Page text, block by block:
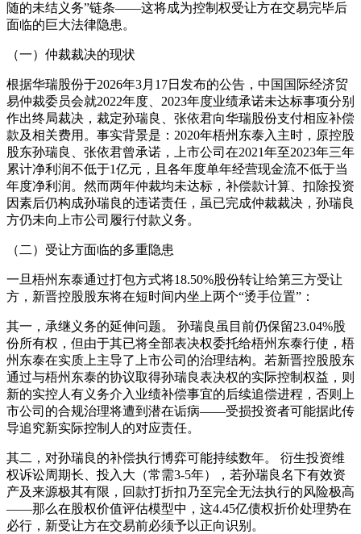
随的未结义务”链条——这将成为控制权受让方在交易完毕后
面临的巨大法律隐患。
（一）仲裁裁决的现状
根据华瑞股份于2026年3月17日发布的公告，中国国际经济贸
易仲裁委员会就2022年度、2023年度业绩承诺未达标事项分别
作出终局裁决，裁定孙瑞良、张依君向华瑞股份支付相应补偿
款及相关费用。事实背景是：2020年梧州东泰入主时，原控股
股东孙瑞良、张依君曾承诺，上市公司在2021年至2023年三年
累计净利润不低于1亿元，且各年度单年经营现金流不低于当
年度净利润。然而两年仲裁均未达标，补偿款计算、扣除投资
因素后仍构成孙瑞良的违诺责任，虽已完成仲裁裁决，孙瑞良
方仍未向上市公司履行付款义务。
（二）受让方面临的多重隐患
一旦梧州东泰通过打包方式将18.50%股份转让给第三方受让
方，新晋控股股东将在短时间内坐上两个“烫手位置”：
其一，承继义务的延伸问题。 孙瑞良虽目前仍保留23.04%股
份所有权，但由于其已将全部表决权委托给梧州东泰行使，梧
州东泰在实质上主导了上市公司的治理结构。若新晋控股股东
通过与梧州东泰的协议取得孙瑞良表决权的实际控制权益，则
新的实控人有义务介入业绩补偿事宜的后续追偿进程，否则上
市公司的合规治理将遭到潜在诟病——受损投资者可能据此传
导追究新实际控制人的对应责任。
其二，对孙瑞良的补偿执行博弈可能持续数年。 衍生投资维
权诉讼周期长、投入大（常需3-5年），若孙瑞良名下有效资
产及来源极其有限，回款打折扣乃至完全无法执行的风险极高
——那么在股权价值评估模型中，这4.45亿债权折价处理势在
必行，新受让方在交易前必须予以正向识别。